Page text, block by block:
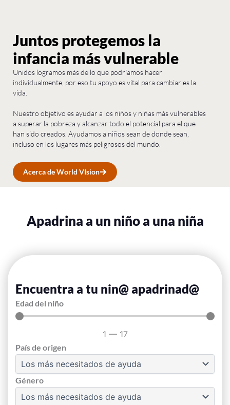
Juntos protegemos la
infancia más vulnerable
Unidos logramos más de lo que podríamos hacer
individualmente, por eso tu apoyo es vital para cambiarles la
vida.
Nuestro objetivo es ayudar a los niños y niñas más vulnerables
a superar la pobreza y alcanzar todo el potencial para el que
han sido creados. Ayudamos a niños sean de donde sean,
incluso en los lugares más peligrosos del mundo.
Acerca de World VIsion
Apadrina a un niño a una niña
Encuentra a tu nin@ apadrinad@
Edad del niño
1 — 17
País de origen
Género